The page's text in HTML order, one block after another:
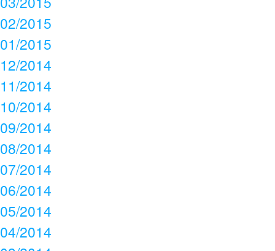
02/2015
01/2015
12/2014
11/2014
10/2014
09/2014
08/2014
07/2014
06/2014
05/2014
04/2014